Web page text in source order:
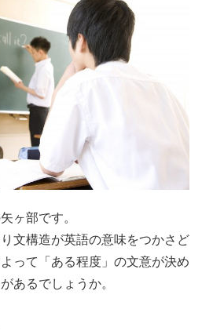
ヶ部です。
文構造が英語の意味をつかさど
って「ある程度」の文意が決め
あるでしょうか。